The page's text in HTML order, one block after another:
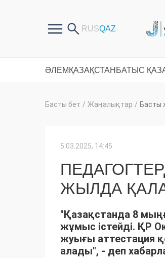
ӘЛЕМ ҚАЗАҚСТАН БАТЫС
Басты бет / Жаңалықтар / Басты
5.03.2025, 14:45
ЖЫЛДА
"Қазақстанда 8
жұмыс істейді. ҚР
жуығы аттестация
алады", - деп